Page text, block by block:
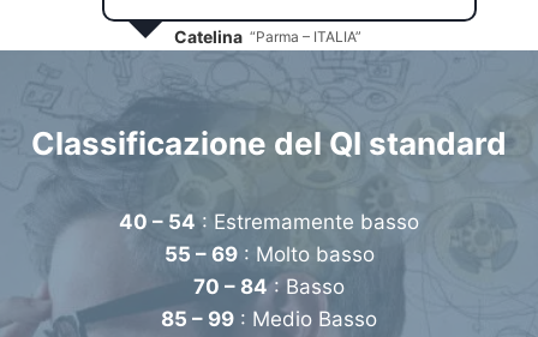
Catelina “Parma – ITALIA”
Classificazione del QI standard
40 – 54 : Estremamente basso
55 – 69: Molto basso
70 – 84: Basso
85 – 99 : Medio Basso